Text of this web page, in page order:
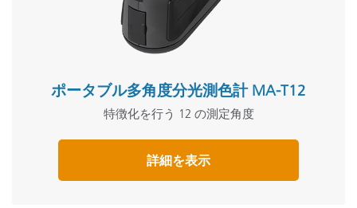
ポータブル多角度分光測色計 MA-T12
特徴化を行う 12 の測定角度
詳細を表示